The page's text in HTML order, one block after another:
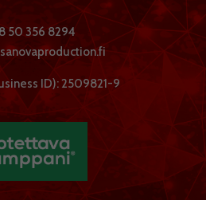
50 356 8294
ID): 2509821-9